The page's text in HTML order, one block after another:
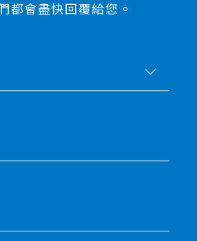
都會盡快回覆給您。